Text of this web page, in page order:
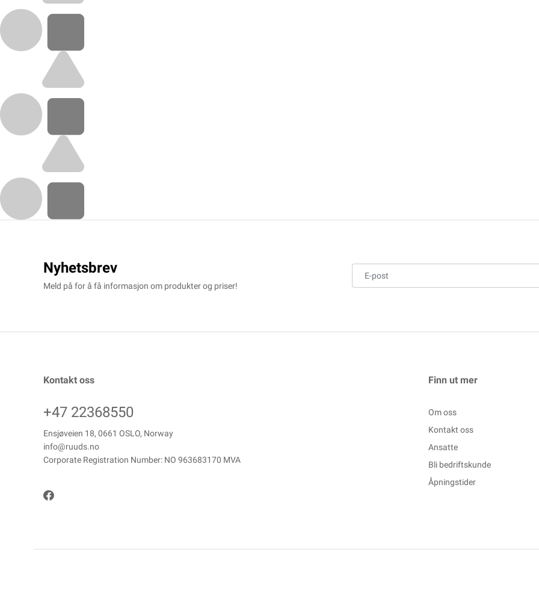
Nyhetsbrev
Meld på for å få informasjon om produkter og priser!
Kontakt oss
+47 22368550
Ensjøveien 18, 0661 OSLO, Norway
info@ruuds.no
Corporate Registration Number: NO 963683170 MVA
Finn ut mer
Om oss
Kontakt oss
Ansatte
Bli bedriftskunde
Åpningstider